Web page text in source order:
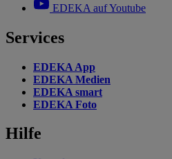
EDEKA auf Youtube
Services
EDEKA App
EDEKA Medien
EDEKA smart
EDEKA Foto
Hilfe